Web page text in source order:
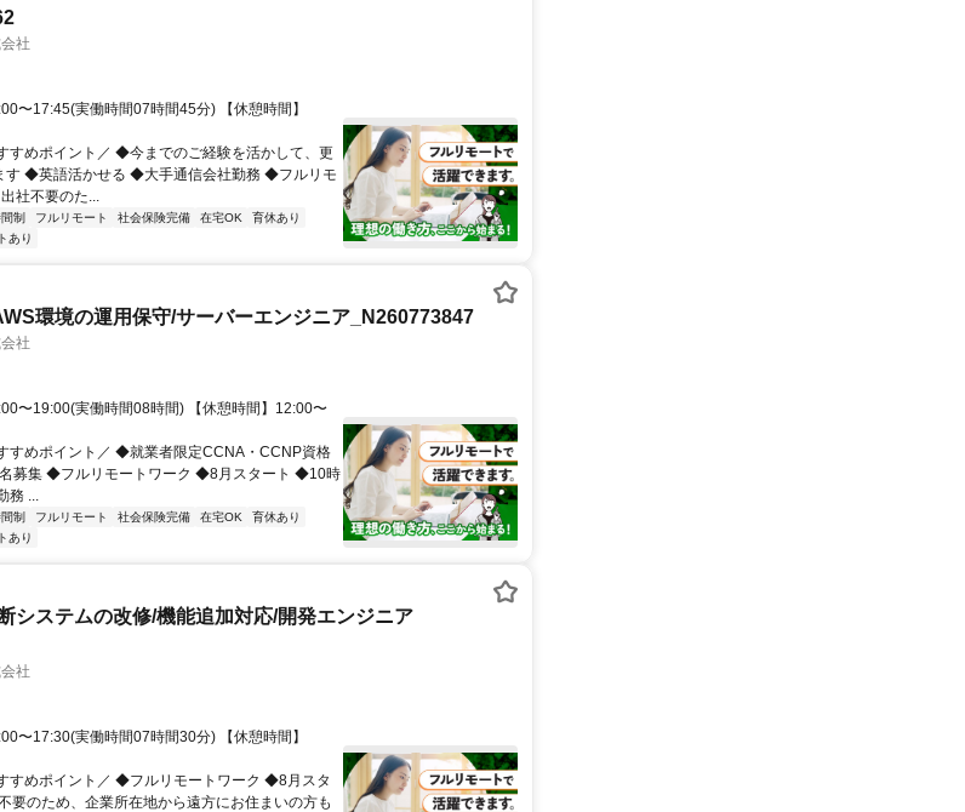
社
〜17:45(実働時間07時間45分) 【休憩時間】
すめポイント／ ◆今までのご経験を活かして、更
す ◆英語活かせる ◆大手通信会社勤務 ◆フルリモ
社不要のた...
制 フルリモート 社会保険完備 在宅OK
育休あり
あり
環境の運用保守/サーバーエンジニア_N260773847
社
〜19:00(実働時間08時間) 【休憩時間】12:00〜
すめポイント／ ◆就業者限定CCNA・CCNP資格
募集 ◆フルリモートワーク ◆8月スタート ◆10時
務 ...
制 フルリモート 社会保険完備 在宅OK
育休あり
あり
システムの改修/機能追加対応/開発エンジニア
社
〜17:30(実働時間07時間30分) 【休憩時間】
すめポイント／ ◆フルリモートワーク ◆8月スタ
要のため、企業所在地から遠方にお住まいの方も